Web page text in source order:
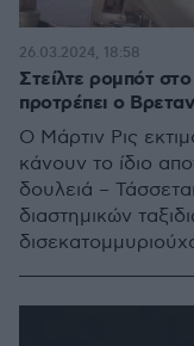
Στείλτε ρομπότ
προτρέπει ο
Ο Μάρτιν Ρις
κάνουν το ίδιο
δουλειά –
διαστημικών
26.03.2024, 18:58